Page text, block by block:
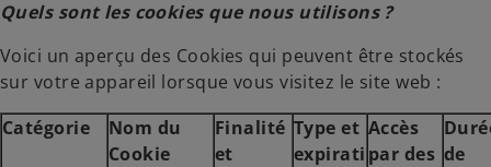
n
l
e
t
n
l
e
t
Quels sont les cookies que nous utilisons ?
Voici un aperçu des Cookies qui peuvent être stockés
sur votre appareil lorsque vous visitez le site web :
Catégorie
Nom du
Cookie
Finalité
et
Type et
expirati
Accès
par des de